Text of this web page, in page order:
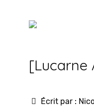
[Lucarne
Écrit par :